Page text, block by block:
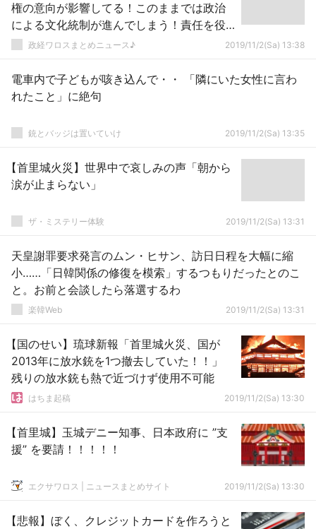
権の意向が影響してる！このままでは政治
による文化統制が進んでしまう！責任を役
人に押しつけた官邸！」
政経ワロスまとめニュース♪ 2019/11/2(Sa) 13:38
電車内で子どもが咳き込んで・・ 「隣にいた女性に言わ
れたこと」に絶句
銃とバッジは置いていけ 2019/11/2(Sa) 13:35
【首里城火災】世界中で哀しみの声「朝から
涙が止まらない」
ザ・ミステリー体験 2019/11/2(Sa) 13:31
天皇謝罪要求発言のムン・ヒサン、訪日日程を大幅に縮
小……「日韓関係の修復を模索」するつもりだったとのこ
と。お前と会談したら落選するわ
楽韓Web 2019/11/2(Sa) 13:31
【国のせい】琉球新報「首里城火災、国が
2013年に放水銃を1つ撤去していた！！」
残りの放水銃も熱で近づけず使用不可能
はちま起稿 2019/11/2(Sa) 13:30
【首里城】玉城デニー知事、日本政府に ”支
援” を要請！！！！！
エクサワロス | ニュースまとめサイト 2019/11/2(Sa) 13:30
【悲報】ぼく、クレジットカードを作ろうと